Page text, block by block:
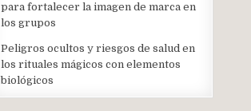
para fortalecer la imagen de marca en
los grupos
Peligros ocultos y riesgos de salud en
los rituales mágicos con elementos
biológicos